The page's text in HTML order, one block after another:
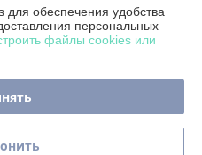
обеспечения удобства
персональных
файлы cookies или